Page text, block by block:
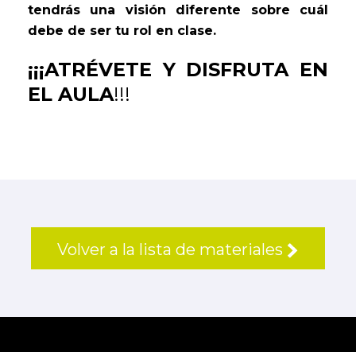
tendrás una visión diferente sobre cuál
debe de ser tu rol en clase.
¡¡¡ATRÉVETE Y DISFRUTA EN
EL AULA!!!
Volver a la lista de materiales